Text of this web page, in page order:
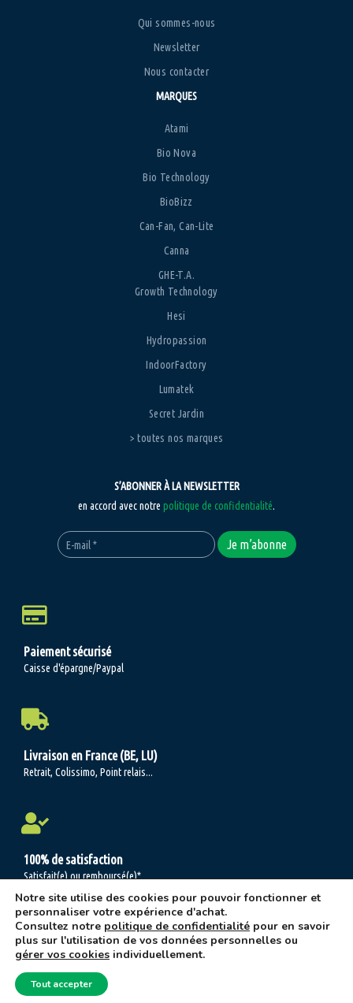
Qui sommes-nous
Newsletter
Nous contacter
MARQUES
Atami
Bio Nova
Bio Technology
BioBizz
Can-Fan, Can-Lite
Canna
GHE-T.A.
Growth Technology
Hesi
Hydropassion
IndoorFactory
Lumatek
Secret Jardin
> toutes nos marques
S’ABONNER À LA NEWSLETTER
en accord avec notre politique de confidentialité.
Paiement sécurisé
Caisse d'épargne/Paypal
Livraison en France (BE, LU)
Retrait, Colissimo, Point relais...
100% de satisfaction
Satisfait(e) ou remboursé(e)*
Les jardins 2 demain © 2004-2026 -C.G.V.-Mentions légales/Politique de
confidentialitéψ Réalisation:Oh là là, Bravo ! Agence
Notre site utilise des cookies pour pouvoir fonctionner et
personnaliser votre expérience d'achat.
Consultez notre politique de confidentialité pour en savoir
plus sur l'utilisation de vos données personnelles ou
gérer vos cookies individuellement.
Tout accepter